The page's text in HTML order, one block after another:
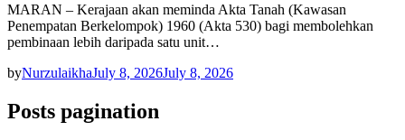
MARAN – Kerajaan akan meminda Akta Tanah (Kawasan
Penempatan Berkelompok) 1960 (Akta 530) bagi membolehkan
pembinaan lebih daripada satu unit…
byNurzulaikhaJuly 8, 2026July 8, 2026
Posts pagination